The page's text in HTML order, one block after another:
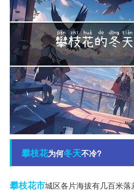
攀枝花为何冬天不冷?
攀枝花市城区各片海拔有几百米